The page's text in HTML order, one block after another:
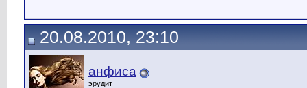
20.08.2010, 23:10
анфиса
эрудит